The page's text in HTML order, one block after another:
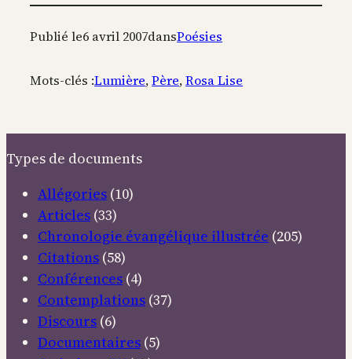
Publié le6 avril 2007dansPoésies
Mots-clés :Lumière, Père, Rosa Lise
Types de documents
Allégories (10)
Articles (33)
Chronologie évangélique illustrée (205)
Citations (58)
Conférences (4)
Contemplations (37)
Discours (6)
Documentaires (5)